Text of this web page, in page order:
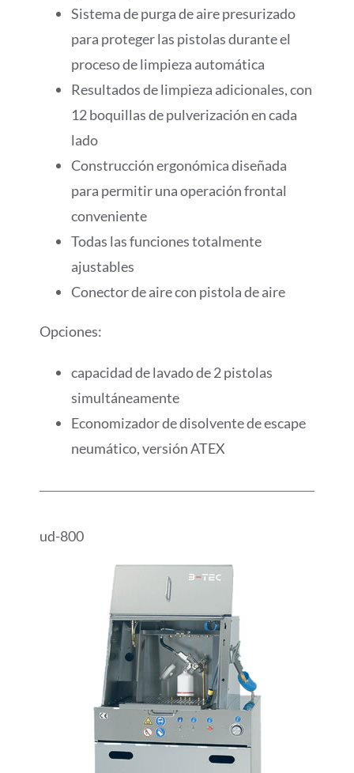
Sistema de purga de aire presurizado
para proteger las pistolas durante el
proceso de limpieza automática
Resultados de limpieza adicionales, con
12 boquillas de pulverización en cada
lado
Construcción ergonómica diseñada
para permitir una operación frontal
conveniente
Todas las funciones totalmente
ajustables
Conector de aire con pistola de aire
Opciones:
capacidad de lavado de 2 pistolas
simultáneamente
Economizador de disolvente de escape
neumático, versión ATEX
ud-800